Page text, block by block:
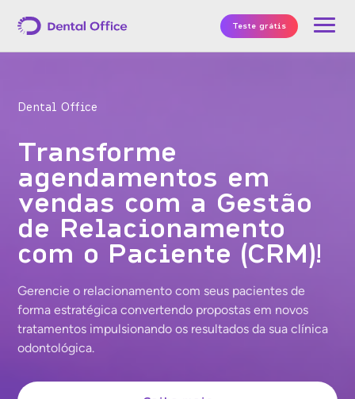
Teste grátis
Dental Office
Transforme
agendamentos em
vendas com a Gestão
de Relacionamento
com o Paciente (CRM)!
Gerencie o relacionamento com seus pacientes de
forma estratégica convertendo propostas em novos
tratamentos impulsionando os resultados da sua clínica
odontológica.